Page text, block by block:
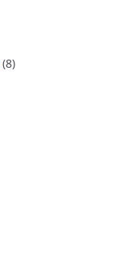
(8)